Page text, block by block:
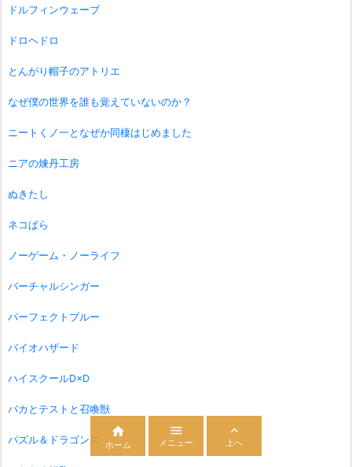
ドルフィンウェーブ
ドロヘドロ
とんがり帽子のアトリエ
なぜ僕の世界を誰も覚えていないのか？
ニートくノ一となぜか同棲はじめました
ニアの煉丹工房
ぬきたし
ネコぱら
ノーゲーム・ノーライフ
バーチャルシンガー
パーフェクトブルー
バイオハザード
ハイスクールD×D
バカとテストと召喚獣
パズル＆ドラゴンズ

ホーム

メニュー

上へ